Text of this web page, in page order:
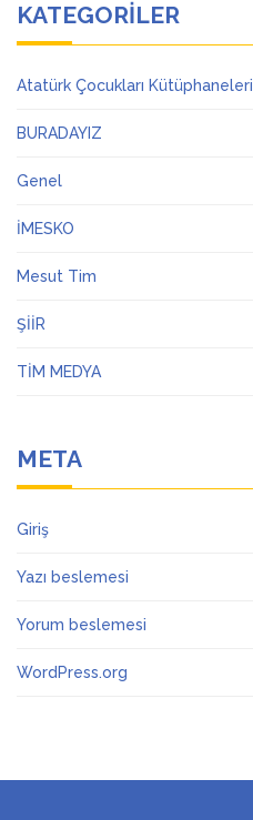
KATEGORILER
Atatürk Çocukları Kütüphaneleri
BURADAYIZ
Genel
İMESKO
Mesut Tim
ŞİİR
TİM MEDYA
META
Giriş
Yazı beslemesi
Yorum beslemesi
WordPress.org